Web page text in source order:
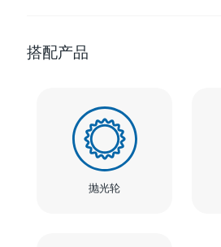
搭配产品
抛光轮